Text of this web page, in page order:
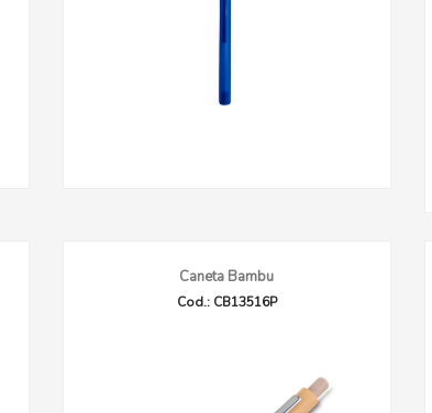
Caneta Bambu
Cod.: CB13516P